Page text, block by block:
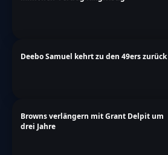
Deebo Samuel kehrt zu den 49ers zurück
Browns verlängern mit Grant Delpit um
drei Jahre